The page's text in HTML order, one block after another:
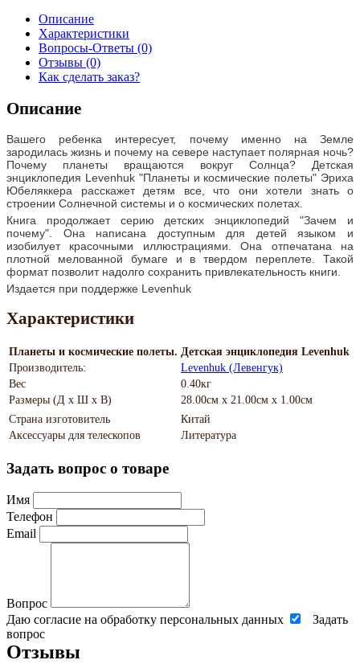
Описание
Характеристики
Вопросы-Ответы (0)
Отзывы (0)
Как сделать заказ?
Описание
Вашего ребенка интересует, почему именно на Земле
зародилась жизнь и почему на севере наступает полярная ночь?
Почему планеты вращаются вокруг Солнца? Детская
энциклопедия Levenhuk "Планеты и космические полеты" Эриха
Юбеляккера расскажет детям все, что они хотели знать о
строении Солнечной системы и о космических полетах.
Книга продолжает серию детских энциклопедий "Зачем и
почему". Она написана доступным для детей языком и
изобилует красочными иллюстрациями. Она отпечатана на
плотной мелованной бумаге и в твердом переплете. Такой
формат позволит надолго сохранить привлекательность книги.
Издается при поддержке Levenhuk
Характеристики
Планеты и космические полеты. Детская энциклопедия Levenhuk
Производитель:
Levenhuk (Левенгук)
Вес
0.40кг
Размеры (Д х Ш х В)
28.00см x 21.00см x 1.00см
Страна изготовитель
Китай
Аксессуары для телескопов
Литература
Задать вопрос о товаре
Имя
Телефон
Email
Вопрос
Даю согласие на обработку персональных данных
Задать
вопрос
Отзывы